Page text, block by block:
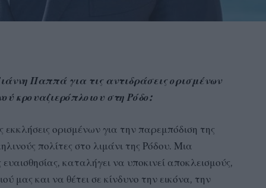
Παππά για τις αντιδράσεις ορισμένων
κρουαζιερόπλοιου στη Ρόδο:
ορισμένων για την παρεμπόδιση της
πολίτες στο λιμάνι της Ρόδου. Μια
καταλήγει να υποκινεί αποκλεισμούς,
μας και να θέτει σε κίνδυνο την εικόνα, την